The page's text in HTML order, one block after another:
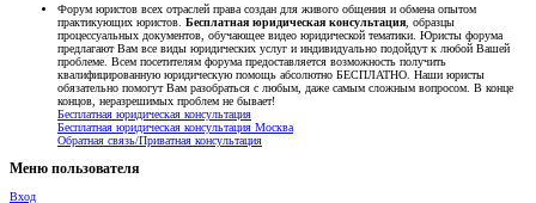
Форум юристов всех отраслей права создан для живого общения и обмена опытом
практикующих юристов. Бесплатная юридическая консультация , образцы
процессуальных документов, обучающее видео юридической тематики. Юристы форума
предлагают Вам все виды юридических услуг и индивидуально подойдут к любой Вашей
проблеме. Всем посетителям форума предоставляется возможность получить
квалифицированную юридическую помощь абсолютно БЕСПЛАТНО. Наши юристы
обязательно помогут Вам разобраться с любым, даже самым сложным вопросом. В конце
концов, неразрешимых проблем не бывает!
Бесплатная юридическая консультация
Бесплатная юридическая консультация Москва
Обратная связь/Приватная консультация
Меню пользователя
Вход